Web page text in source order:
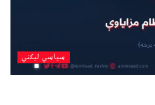
سیاسي لیکني